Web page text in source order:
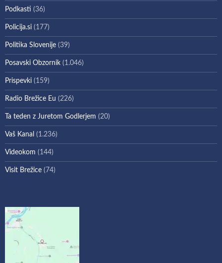
Podkasti (36)
Policija.si (177)
Politika Slovenije (39)
Posavski Obzornik (1.046)
Prispevki (159)
Radio Brežice Eu (226)
Ta teden z Juretom Godlerjem (20)
Vaš Kanal (1.236)
Videokom (144)
Visit Brežice (74)